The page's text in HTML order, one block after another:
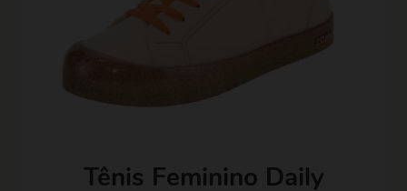
Tênis Feminino Daily